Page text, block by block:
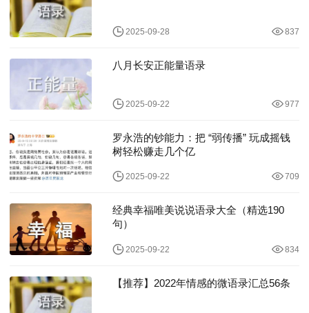
2025-09-28 837
八月长安正能量语录
2025-09-22 977
罗永浩的钞能力：把 “弱传播” 玩成摇钱
树轻松赚走几个亿
2025-09-22 709
经典幸福唯美说说语录大全（精选190
句）
2025-09-22 834
【推荐】2022年情感的微语录汇总56条